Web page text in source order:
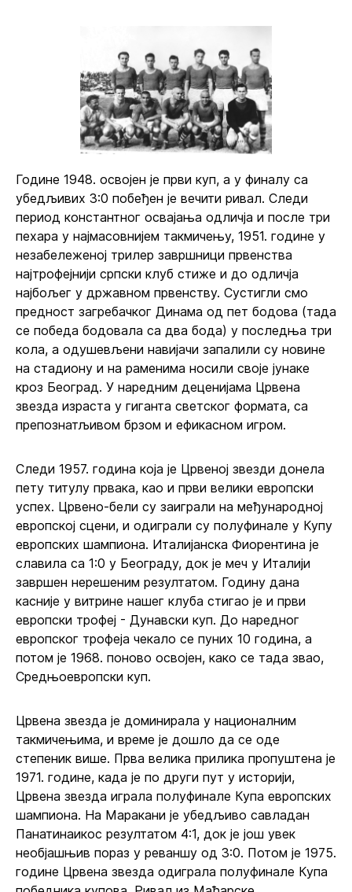
Године 1948. освојен је први куп, а у финалу са
убедљивих 3:0 побеђен је вечити ривал. Следи
период константног освајања одличја и после три
пехара у најмасовнијем такмичењу, 1951. године у
незабележеној трилер завршници првенства
најтрофејнији српски клуб стиже и до одличја
најбољег у државном првенству. Сустигли смо
предност загребачког Динама од пет бодова (тада
се победа бодовала са два бода) у последња три
кола, а одушевљени навијачи запалили су новине
на стадиону и на раменима носили своје јунаке
кроз Београд. У наредним деценијама Црвена
звезда израста у гиганта светског формата, са
препознатљивом брзом и ефикасном игром.
Следи 1957. година која је Црвеној звезди донела
пету титулу првака, као и први велики европски
успех. Црвено-бели су заиграли на међународној
европској сцени, и одиграли су полуфинале у Купу
европских шампиона. Италијанска Фиорентина је
славила са 1:0 у Београду, док је меч у Италији
завршен нерешеним резултатом. Годину дана
касније у витрине нашег клуба стигао је и први
европски трофеј - Дунавски куп. До наредног
европског трофеја чекало се пуних 10 година, а
потом је 1968. поново освојен, како се тада звао,
Средњоевропски куп.
Црвена звезда је доминирала у националним
такмичењима, и време је дошло да се оде
степеник више. Прва велика прилика пропуштена је
1971. године, када је по други пут у историји,
Црвена звезда играла полуфинале Купа европских
шампиона. На Маракани је убедљиво савладан
Панатинаикос резултатом 4:1, док је још увек
необјашњив пораз у реваншу од 3:0. Потом је 1975.
године Црвена звезда одиграла полуфинале Купа